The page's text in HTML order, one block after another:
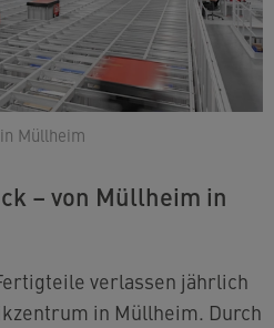
Müllheim
– von Müllheim in
verlassen jährlich
in Müllheim. Durch